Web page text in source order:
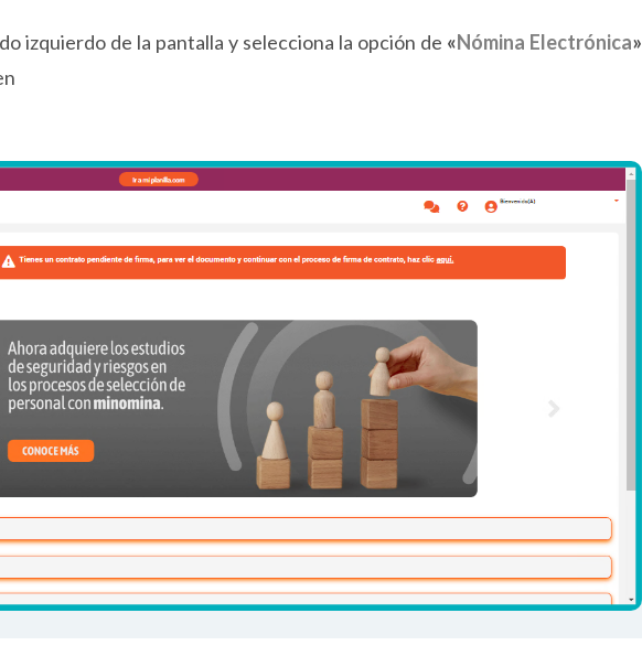
izquierdo de la pantalla y selecciona la opción de «Nómina Electrónica»